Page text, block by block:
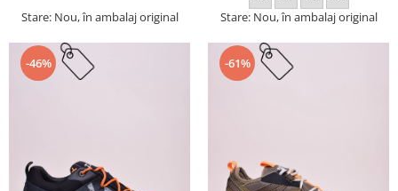
Stare: Nou, în ambalaj original
Stare: Nou, în ambalaj original
-46% -61%